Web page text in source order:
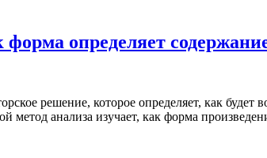
определяет
решение, которое определяет, как будет
метод анализа изучает, как форма